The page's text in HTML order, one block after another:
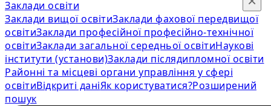
Заклади освіти
Заклади вищої освітиЗаклади фахової передвищої
освітиЗаклади професійної професійно-технічної
освітиЗаклади загальної середньої освітиНаукові
інститути (установи)Заклади післядипломної освіти
Районні та місцеві органи управління у сфері
освітиВідкриті даніЯк користуватися?Розширений
пошук